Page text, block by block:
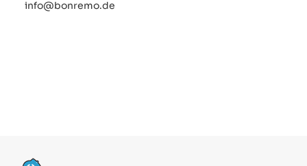
info@bonremo.de